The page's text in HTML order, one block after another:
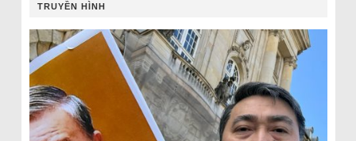
TRUYỀN HÌNH